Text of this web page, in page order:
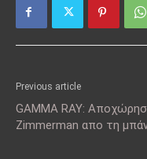
Previous article
GAMMA RAY:
Zimmerman απο τη